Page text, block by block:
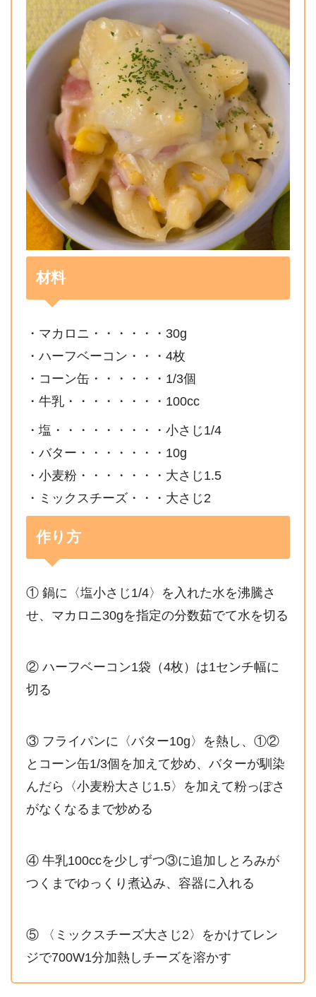
材料
・マカロニ・・・・・・30g
・ハーフベーコン・・・4枚
・コーン缶・・・・・・1/3個
・牛乳・・・・・・・・100cc
・塩・・・・・・・・・小さじ1/4
・バター・・・・・・・10g
・小麦粉・・・・・・・大さじ1.5
・ミックスチーズ・・・大さじ2
作り方
① 鍋に〈塩小さじ1/4〉を入れた水を沸騰さ
せ、マカロニ30gを指定の分数茹でて水を切る
② ハーフベーコン1袋（4枚）は1センチ幅に
切る
③ フライパンに〈バター10g〉を熱し、①②
とコーン缶1/3個を加えて炒め、バターが馴染
んだら〈小麦粉大さじ1.5〉を加えて粉っぽさ
がなくなるまで炒める
④ 牛乳100ccを少しずつ③に追加しとろみが
つくまでゆっくり煮込み、容器に入れる
⑤ 〈ミックスチーズ大さじ2〉をかけてレン
ジで700W1分加熱しチーズを溶かす